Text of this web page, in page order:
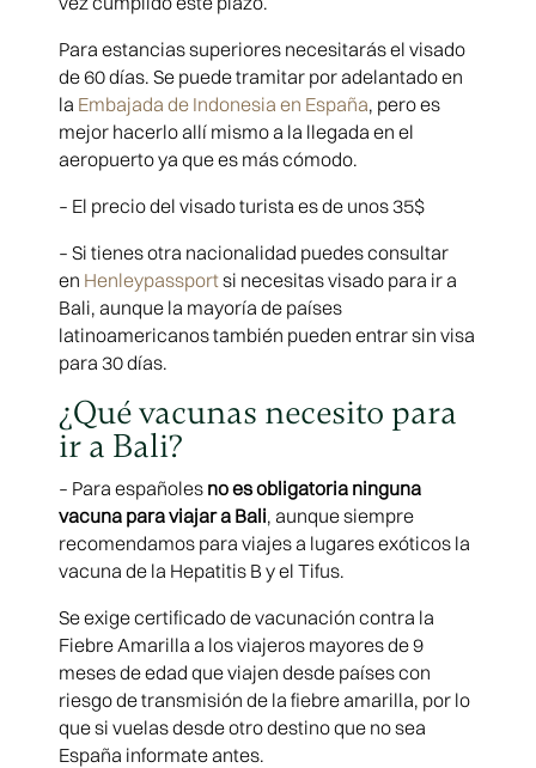
Para estancias superiores necesitarás el visado
de 60 días. Se puede tramitar por adelantado en
la Embajada de Indonesia en España, pero es
mejor hacerlo allí mismo a la llegada en el
aeropuerto ya que es más cómodo.
– El precio del visado turista es de unos 35$
– Si tienes otra nacionalidad puedes consultar
en Henleypassportsi necesitas visado para ir a
Bali, aunque la mayoría de países
latinoamericanos también pueden entrar sin visa
para 30 días.
¿Qué vacunas necesito para
ir a Bali?
– Para españolesno es obligatoria ninguna
vacuna para viajar a Bali, aunque siempre
recomendamos para viajes a lugares exóticos la
vacuna de la Hepatitis B y el Tifus.
Se exige certificado de vacunación contra la
Fiebre Amarilla a los viajeros mayores de 9
meses de edad que viajen desde países con
riesgo de transmisión de la fiebre amarilla, por lo
que si vuelas desde otro destino que no sea
España informate antes.